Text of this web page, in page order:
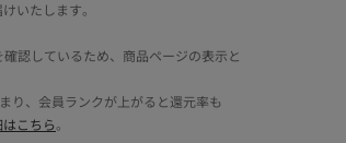
いたします。
認しているため、商品ページの表示と
り、会員ランクが上がると還元率も
こちら。